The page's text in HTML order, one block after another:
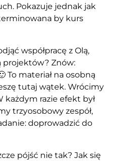
Pokazuje jednak jak
by kurs
współpracę z Olą,
projektów? Znów:
To materiał na osobną
tutaj wątek. Wrócimy
razie efekt był
trzyosobowy zespół,
doprowadzić do
pójść nie tak? Jak się